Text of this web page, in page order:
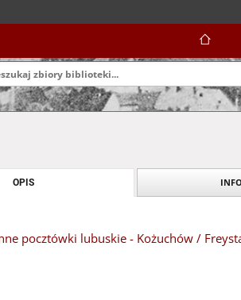
OPIS
pocztówki lubuskie - Kożuchów /